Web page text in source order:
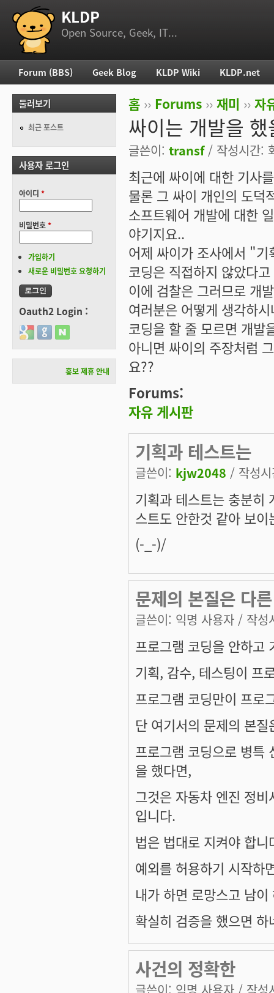
부 메뉴 KLDP
Open Source, Geek, IT...
현재 위치
홈 ›› Forums ›› 재미 ›› 자
싸이는 개발을 했
글쓴이: transf/ 작성시간:
최근에 싸이에 대한 기사
물론 그 싸이 개인의 도덕
소프트웨어 개발에 대한
야기지요..
어제 싸이가 조사에서 "
코딩은 직접하지 않았다
이에 검찰은 그러므로 개
여러분은 어떻게 생각하
코딩을 할 줄 모르면 개발
아니면 싸이의 주장처럼
요??
Forums:
자유 게시판
기획과 테스트는
글쓴이: kjw2048 / 작성
기획과 테스트는 충분히
스트도 안한것 같아 보
(-_-)/
문제의 본질은 다
글쓴이: 익명 사용자 / 작성
프로그램 코딩을 안하고
기획, 감수, 테스팅이 프
프로그램 코딩만이 프로
단 여기서의 문제의 본
프로그램 코딩으로 병특
을 했다면,
그것은 자동차 엔진 정
입니다.
법은 법대로 지켜야 합니
예외를 허용하기 시작하
내가 하면 로망스고 남
확실히 검증을 했으면 하
사건의 정확한
주 메뉴
Forum (BBS) Geek Blog KLDP Wiki KLDP.net
둘러보기
최근 포스트
사용자 로그인
아이디 *
비밀번호*
가입하기
새로운 비밀번호 요청하기
Oauth2 Login :
Login with Google
Login with GitHub
Login with Naver
홍보 제휴 안내